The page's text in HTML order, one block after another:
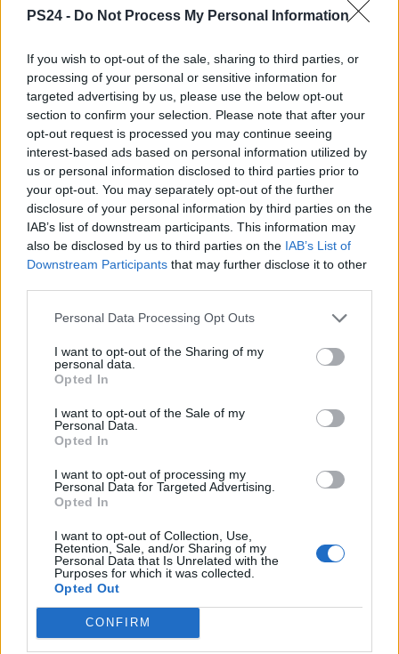
PS24 - Do Not Process My Personal Information
If you wish to opt-out of the sale, sharing to third parties, or
processing of your personal or sensitive information for
targeted advertising by us, please use the below opt-out
section to confirm your selection. Please note that after your
opt-out request is processed you may continue seeing
interest-based ads based on personal information utilized by
us or personal information disclosed to third parties prior to
your opt-out. You may separately opt-out of the further
disclosure of your personal information by third parties on the
IAB’s list of downstream participants. This information may
also be disclosed by us to third parties on the IAB’s List of
Downstream Participants that may further disclose it to other
Personal Data Processing Opt Outs
I want to opt-out of the Sharing of my
personal data.
Opted In
I want to opt-out of the Sale of my
Personal Data.
Opted In
I want to opt-out of processing my
Personal Data for Targeted Advertising.
Opted In
I want to opt-out of Collection, Use,
Retention, Sale, and/or Sharing of my
Personal Data that Is Unrelated with the
Purposes for which it was collected.
Opted Out
CONFIRM